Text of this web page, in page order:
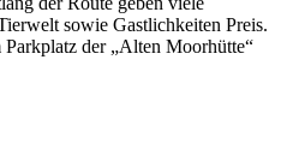
sowie Gastlichkeiten Preis.
der „Alten Moorhütte“